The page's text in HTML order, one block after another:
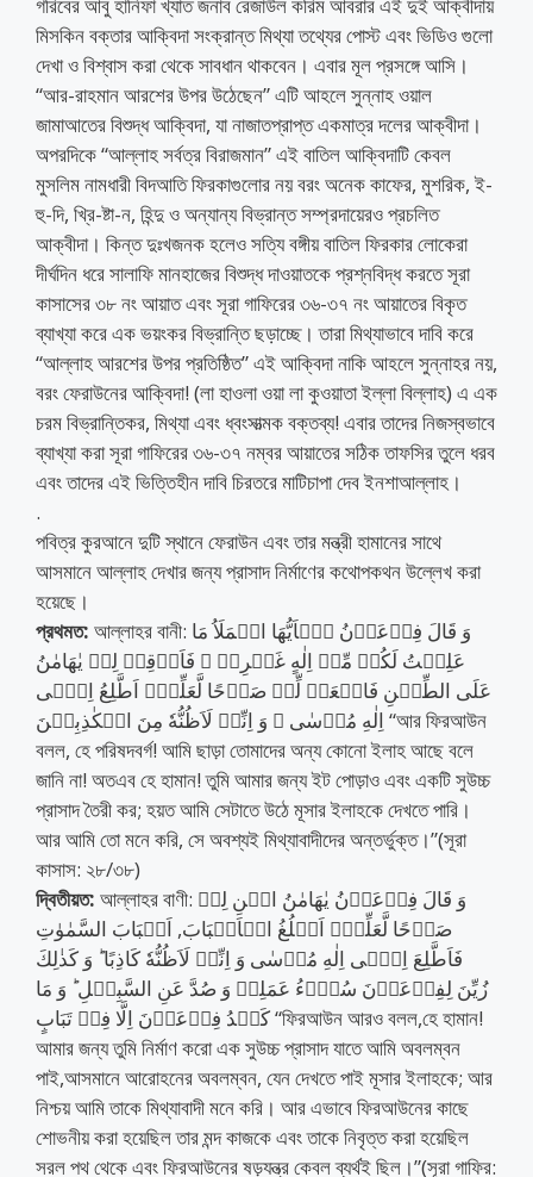
মিসকিন বক্তার আক্বিদা সংক্রান্ত মিথ্যা তথ্যের পোস্ট এবং ভিডিও গুলো
দেখা ও বিশ্বাস করা থেকে সাবধান থাকবেন। এবার মূল প্রসঙ্গে আসি।
“আর-রাহমান আরশের উপর উঠেছেন” এটি আহলে সুন্নাহ ওয়াল
জামাআতের বিশুদ্ধ আক্বিদা, যা নাজাতপ্রাপ্ত একমাত্র দলের আক্বীদা।
অপরদিকে “আল্লাহ সর্বত্র বিরাজমান” এই বাতিল আক্বিদাটি কেবল
মুসলিম নামধারী বিদআতি ফিরকাগুলোর নয় বরং অনেক কাফের, মুশরিক, ই-
হু-দি, খ্রি-ষ্টা-ন, হিন্দু ও অন্যান্য বিভ্রান্ত সম্প্রদায়েরও প্রচলিত
আক্বীদা। কিন্ত দুঃখজনক হলেও সত্যি বঙ্গীয় বাতিল ফিরকার লোকেরা
দীর্ঘদিন ধরে সালাফি মানহাজের বিশুদ্ধ দাওয়াতকে প্রশ্নবিদ্ধ করতে সূরা
কাসাসের ৩৮ নং আয়াত এবং সূরা গাফিরের ৩৬-৩৭ নং আয়াতের বিকৃত
ব্যাখ্যা করে এক ভয়ংকর বিভ্রান্তি ছড়াচ্ছে। তারা মিথ্যাভাবে দাবি করে
“আল্লাহ আরশের উপর প্রতিষ্ঠিত” এই আক্বিদা নাকি আহলে সুন্নাহর নয়,
বরং ফেরাউনের আক্বিদা! (লা হাওলা ওয়া লা কুওয়াতা ইল্লা বিল্লাহ) এ এক
চরম বিভ্রান্তিকর, মিথ্যা এবং ধ্বংসাত্মক বক্তব্য! এবার তাদের নিজস্বভাবে
ব্যাখ্যা করা সূরা গাফিরের ৩৬-৩৭ নম্বর আয়াতের সঠিক তাফসির তুলে ধরব
এবং তাদের এই ভিত্তিহীন দাবি চিরতরে মাটিচাপা দেব ইনশাআল্লাহ।
.
পবিত্র কুরআনে দুটি স্থানে ফেরাউন এবং তার মন্ত্রী হামানের সাথে
আসমানে আল্লাহ দেখার জন্য প্রাসাদ নির্মাণের কথোপকথন উল্লেখ করা
হয়েছে।
প্রথমত: আল্লাহর বানী: وَ قَالَ فِرۡعَوۡنُ یٰۤاَیُّهَا الۡمَلَاُ مَا
عَلِمۡتُ لَكُمۡ مِّنۡ اِلٰهٍ غَیۡرِیۡ ۚ فَاَوۡقِدۡ لِیۡ یٰهَامٰنُ
عَلَی الطِّیۡنِ فَاجۡعَلۡ لِّیۡ صَرۡحًا لَّعَلِّیۡۤ اَطَّلِعُ اِلٰۤی
اِلٰهِ مُوۡسٰی ۙ وَ اِنِّیۡ لَاَظُنُّهٗ مِنَ الۡكٰذِبِیۡنَ “আর ফিরআউন
বলল, হে পরিষদবর্গ! আমি ছাড়া তোমাদের অন্য কোনো ইলাহ আছে বলে
জানি না! অতএব হে হামান! তুমি আমার জন্য ইট পোড়াও এবং একটি সুউচ্চ
প্রাসাদ তৈরী কর; হয়ত আমি সেটাতে উঠে মূসার ইলাহকে দেখতে পারি।
আর আমি তো মনে করি, সে অবশ্যই মিথ্যাবাদীদের অন্তর্ভুক্ত।”(সূরা
কাসাস: ২৮/৩৮)
দ্বিতীয়ত: আল্লাহর বাণী: وَ قَالَ فِرۡعَوۡنُ یٰهَامٰنُ ابۡنِ لِیۡ
صَرۡحًا لَّعَلِّیۡۤ اَبۡلُغُ الۡاَسۡبَابَ, اَسۡبَابَ السَّمٰوٰتِ
فَاَطَّلِعَ اِلٰۤی اِلٰهِ مُوۡسٰی وَ اِنِّیۡ لَاَظُنُّهٗ كَاذِبًا ؕ وَ كَذٰلِكَ
زُیِّنَ لِفِرۡعَوۡنَ سُوۡٓءُ عَمَلِهٖ وَ صُدَّ عَنِ السَّبِیۡلِ ؕ وَ مَا
كَیۡدُ فِرۡعَوۡنَ اِلَّا فِیۡ تَبَابٍ “ফিরআউন আরও বলল,হে হামান!
আমার জন্য তুমি নির্মাণ করো এক সুউচ্চ প্রাসাদ যাতে আমি অবলম্বন
পাই,আসমানে আরোহনের অবলম্বন, যেন দেখতে পাই মূসার ইলাহকে; আর
নিশ্চয় আমি তাকে মিথ্যাবাদী মনে করি। আর এভাবে ফিরআউনের কাছে
শোভনীয় করা হয়েছিল তার মন্দ কাজকে এবং তাকে নিবৃত্ত করা হয়েছিল
সরল পথ থেকে এবং ফিরআউনের ষড়যন্ত্র কেবল ব্যর্থই ছিল।”(সূরা গাফির: